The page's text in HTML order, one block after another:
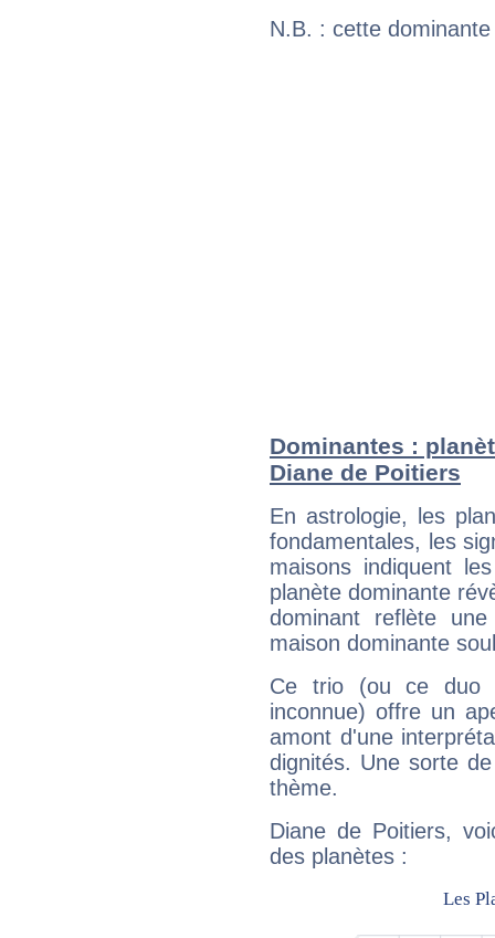
N.B. : cette
Dominantes :
Diane de Poitiers
En astrologie, les
fondamentales, les
maisons indiquent
planète dominante
dominant reflète
maison dominante
Ce trio (ou ce duo
inconnue) offre un
amont d'une
dignités. Une sorte
thème.
Diane de Poitiers,
des planètes :